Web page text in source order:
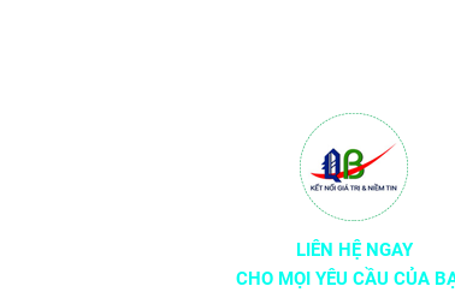
LIÊN HỆ NGAY
CHO MỌI YÊU CẦU CỦA